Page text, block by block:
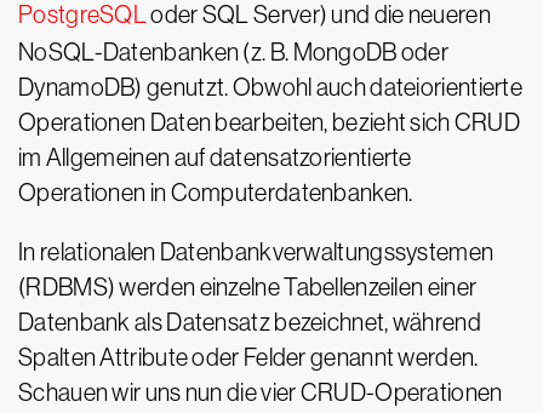
PostgreSQLoder SQL Server) und die neueren
NoSQL-Datenbanken (z. B. MongoDB oder
DynamoDB) genutzt. Obwohl auch dateiorientierte
Operationen Daten bearbeiten, bezieht sich CRUD
im Allgemeinen auf datensatzorientierte
Operationen in Computerdatenbanken.
In relationalen Datenbankverwaltungssystemen
(RDBMS) werden einzelne Tabellenzeilen einer
Datenbank als Datensatz bezeichnet, während
Spalten Attribute oder Felder genannt werden.
Schauen wir uns nun die vier CRUD-Operationen